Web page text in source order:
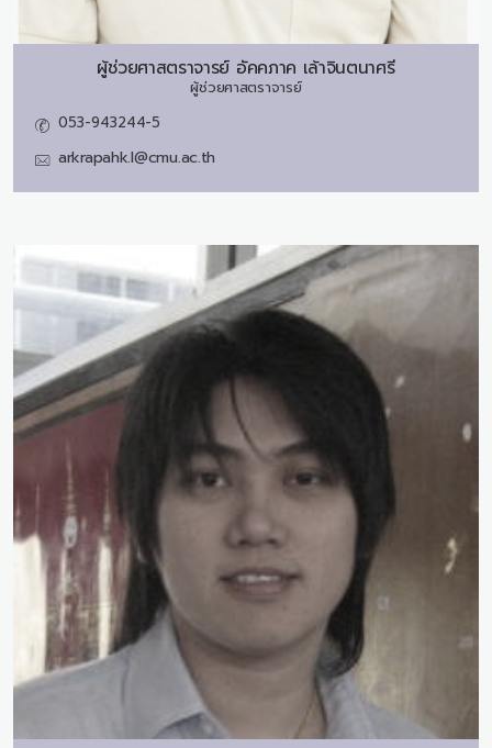
ผู้ช่วยศาสตราจารย์ อัคคภาค เล้าจินตนาศรี
ผู้ช่วยศาสตราจารย์
053-943244-5
arkrapahk.l@cmu.ac.th